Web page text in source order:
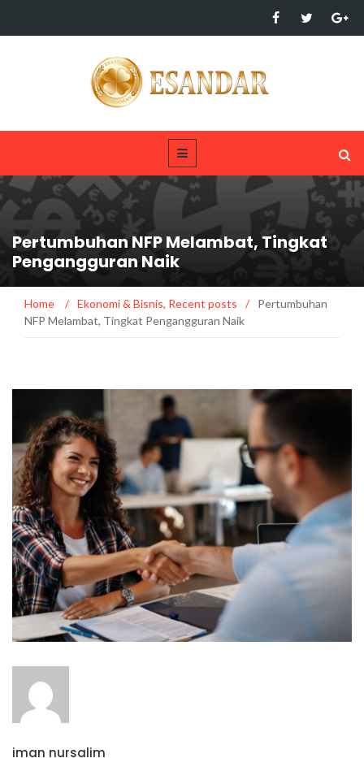
Pertumbuhan NFP Melambat, Tingkat
Pengangguran Naik
Home / Ekonomi & Bisnis, Recent posts /
Pertumbuhan
NFP Melambat, Tingkat Pengangguran Naik
iman nursalim